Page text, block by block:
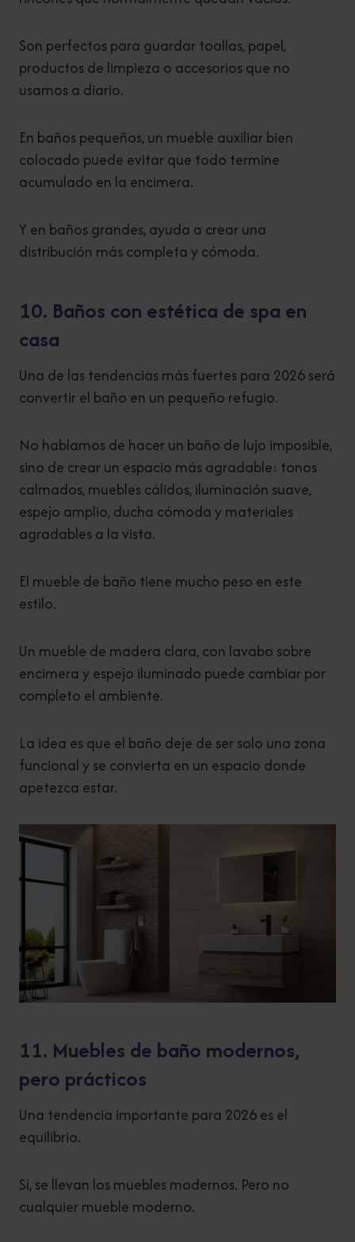
Son perfectos para guardar toallas, papel,
productos de limpieza o accesorios que no
usamos a diario.
En baños pequeños, un mueble auxiliar bien
colocado puede evitar que todo termine
acumulado en la encimera.
Y en baños grandes, ayuda a crear una
distribución más completa y cómoda.
10. Baños con estética de spa en
casa
Una de las tendencias más fuertes para 2026 será
convertir el baño en un pequeño refugio.
No hablamos de hacer un baño de lujo imposible,
sino de crear un espacio más agradable: tonos
calmados, muebles cálidos, iluminación suave,
espejo amplio, ducha cómoda y materiales
agradables a la vista.
El mueble de baño tiene mucho peso en este
estilo.
Un mueble de madera clara, con lavabo sobre
encimera y espejo iluminado puede cambiar por
completo el ambiente.
La idea es que el baño deje de ser solo una zona
funcional y se convierta en un espacio donde
apetezca estar.
11. Muebles de baño modernos,
pero prácticos
Una tendencia importante para 2026 es el
equilibrio.
Sí, se llevan los muebles modernos. Pero no
cualquier mueble moderno.